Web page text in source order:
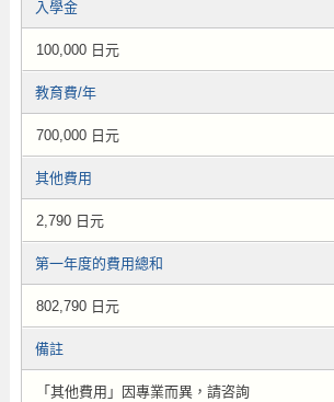
入學金
100,000 日元
教育費/年
700,000 日元
其他費用
2,790 日元
第一年度的費用總和
802,790 日元
備註
「其他費用」因專業而異，請咨詢